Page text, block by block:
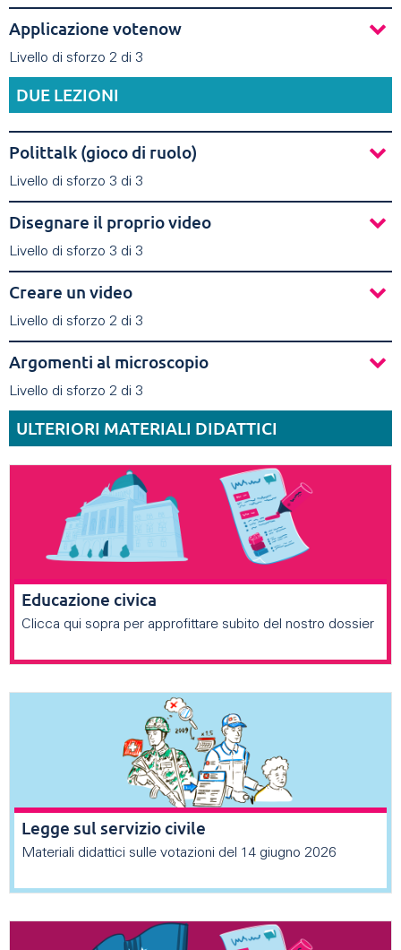
Applicazione votenow
Livello di sforzo 2 di 3
DUE LEZIONI
Polittalk (gioco di ruolo)
Livello di sforzo 3 di 3
Disegnare il proprio video
Livello di sforzo 3 di 3
Creare un video
Livello di sforzo 2 di 3
Argomenti al microscopio
Livello di sforzo 2 di 3
ULTERIORI MATERIALI DIDATTICI
Educazione civica
Clicca qui sopra per approfittare subito del nostro dossier
Legge sul servizio civile
Materiali didattici sulle votazioni del 14 giugno 2026